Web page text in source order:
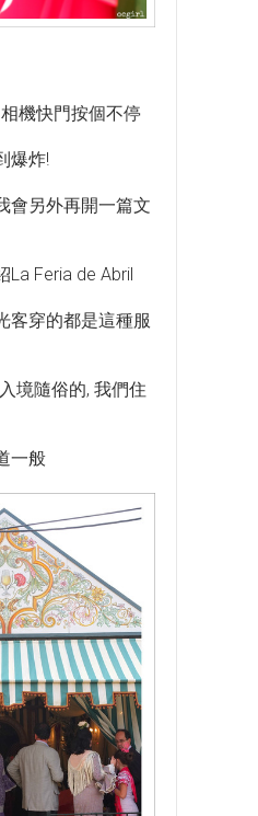
機快門按個不停
爆炸!
會另外再開一篇文
La Feria de Abril
客穿的都是這種服
境隨俗的, 我們住
一般